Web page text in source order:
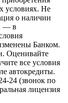
условиях. Не
о наличии
— в
Банком.
Оценивайте
все условия
автокредиты.
24 (звонок по
лицензия